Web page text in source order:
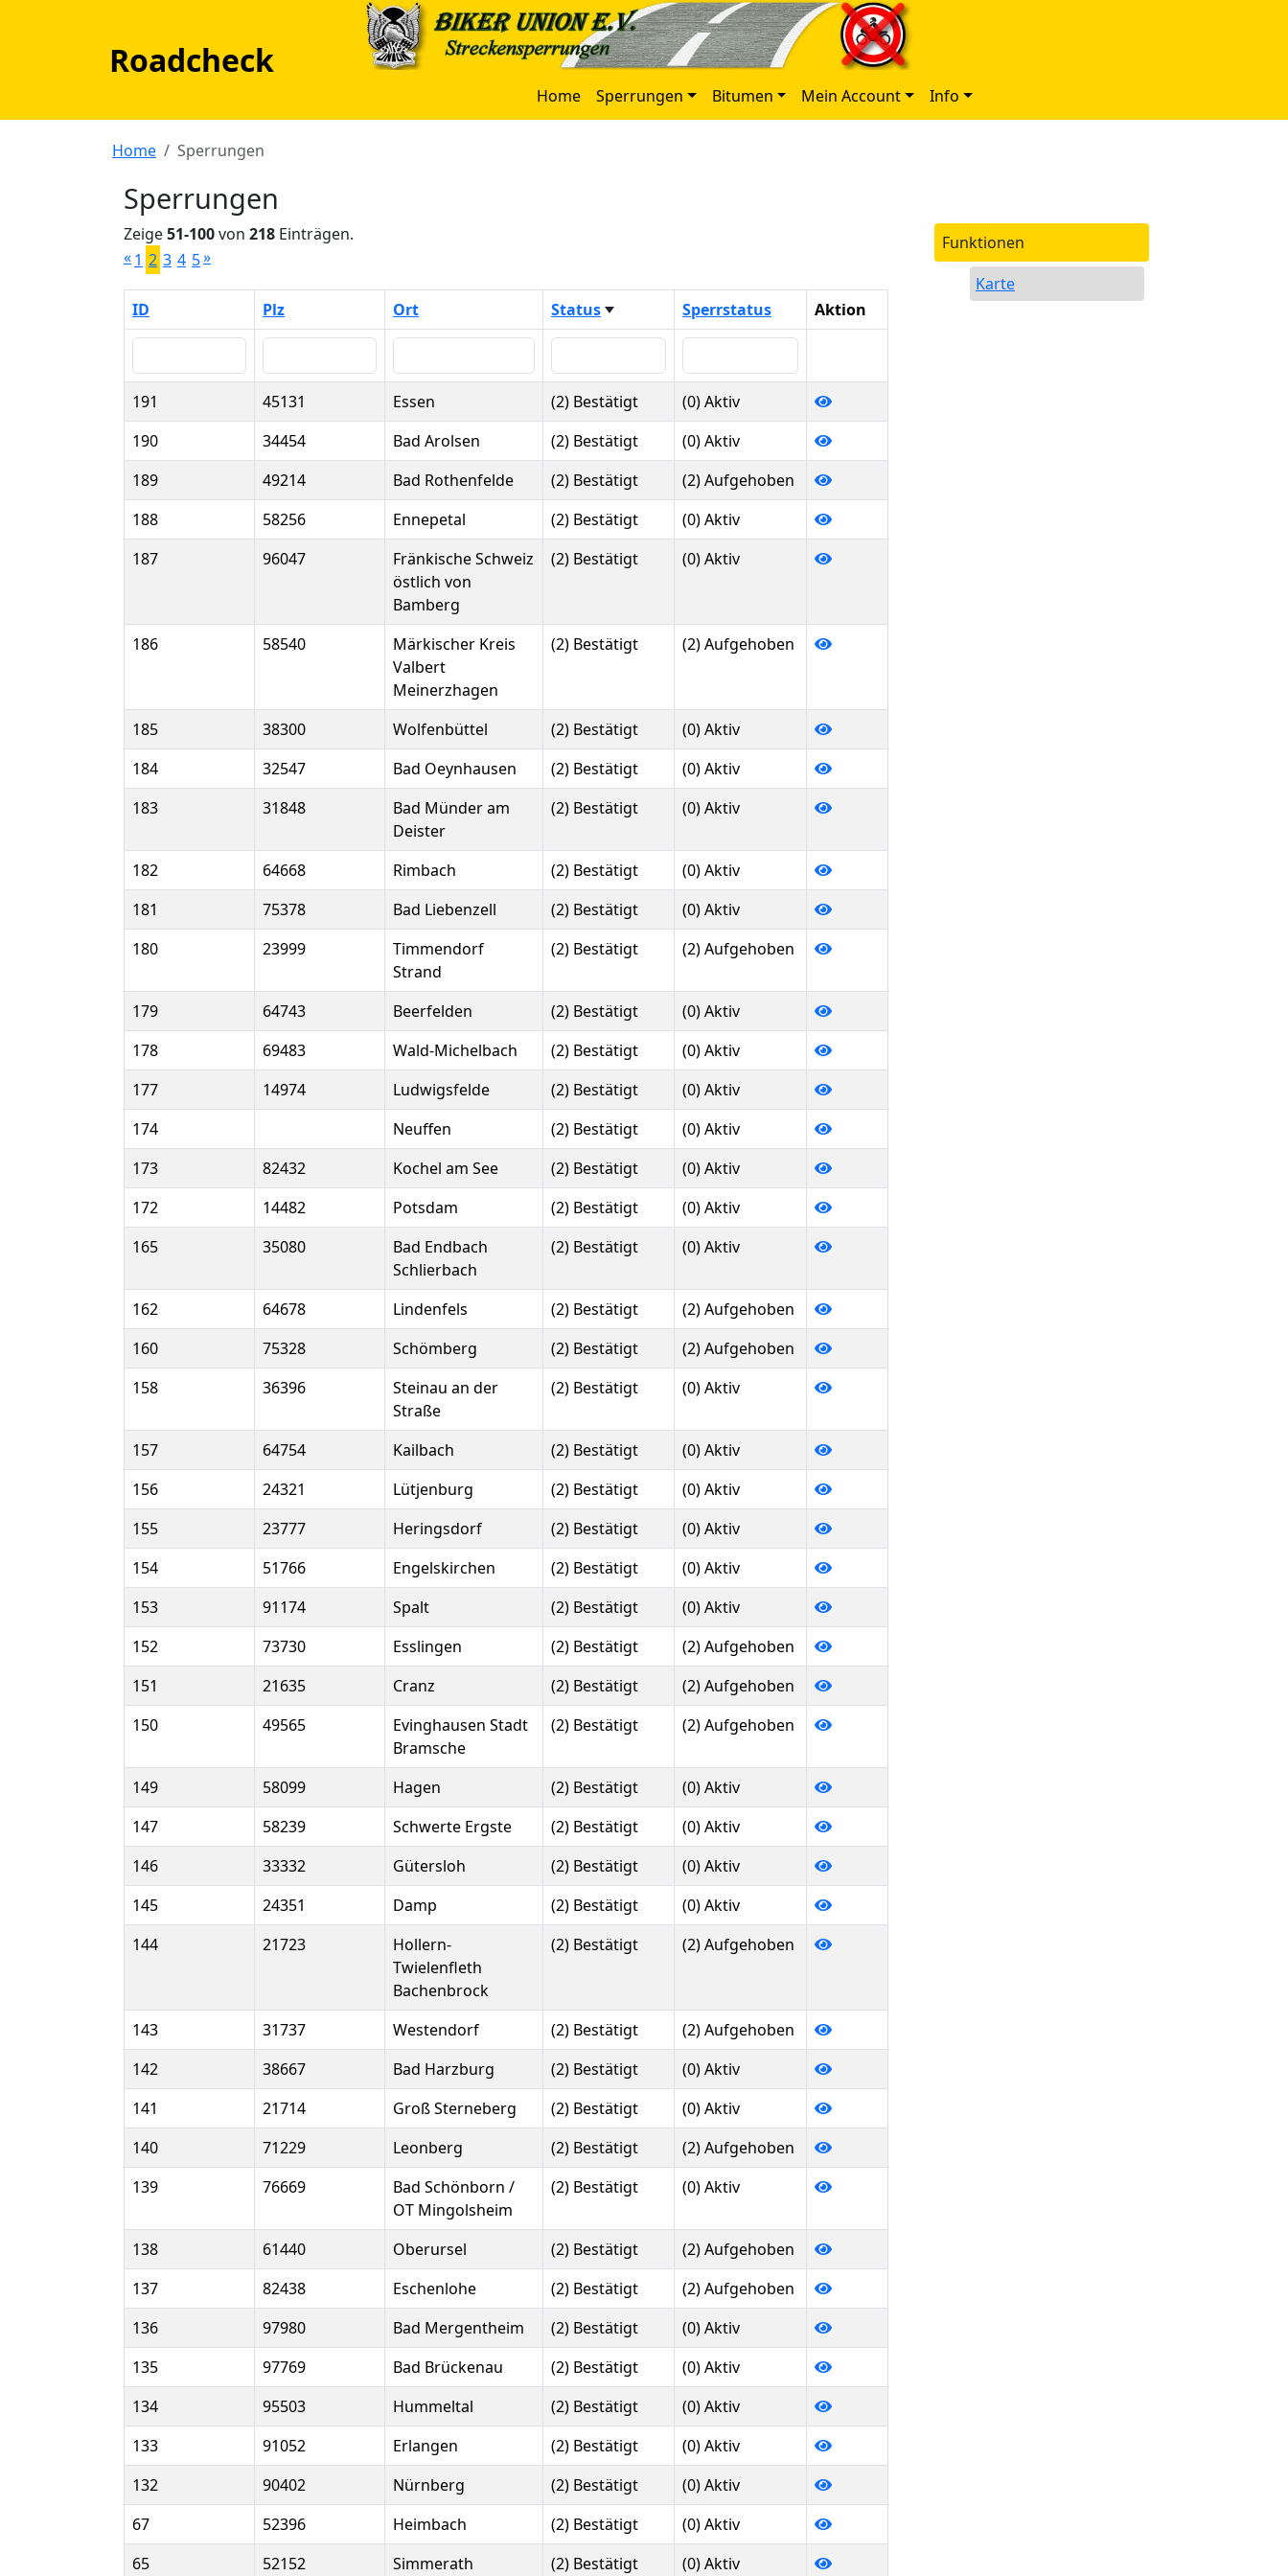
Roadcheck
Home Sperrungen Bitumen Mein Account Info
Home Sperrungen
Sperrungen
Zeige51-100von 218 Einträgen.
«1 2 3 4 5»
ID Plz Ort Status Sperrstatus Aktion
191 45131 Essen (2) Bestätigt
(0) Aktiv
190
34454 Bad Arolsen (2) Bestätigt
(0) Aktiv
189
49214 Bad Rothenfelde (2) Bestätigt
(2) Aufgehoben
188
58256 Ennepetal (2) Bestätigt
(0) Aktiv
187
96047
Fränkische Schweiz
östlich von
Bamberg
(2) Bestätigt (0) Aktiv
186 58540
Märkischer Kreis
Valbert
Meinerzhagen
(2) Bestätigt (2) Aufgehoben
185 38300 Wolfenbüttel (2) Bestätigt
(0) Aktiv
184
32547 Bad Oeynhausen (2) Bestätigt
(0) Aktiv
183
31848
Bad Münder am
Deister
(2) Bestätigt (0) Aktiv
182 64668 Rimbach (2) Bestätigt
(0) Aktiv
181
75378 Bad Liebenzell (2) Bestätigt
(0) Aktiv
180
23999
Timmendorf
Strand
(2) Bestätigt (2) Aufgehoben
179 64743 Beerfelden (2) Bestätigt
(0) Aktiv
178
69483 Wald-Michelbach (2) Bestätigt
(0) Aktiv
177
14974 Ludwigsfelde (2) Bestätigt
(0) Aktiv
174
Neuffen (2) Bestätigt
(0) Aktiv
173
82432 Kochel am See (2) Bestätigt
(0) Aktiv
172
14482 Potsdam (2) Bestätigt
(0) Aktiv
165
35080
Bad Endbach
Schlierbach
(2) Bestätigt (0) Aktiv
162 64678 Lindenfels (2) Bestätigt
(2) Aufgehoben
160
75328 Schömberg (2) Bestätigt
(2) Aufgehoben
158
36396
Steinau an der
Straße
(2) Bestätigt (0) Aktiv
157 64754 Kailbach (2) Bestätigt
(0) Aktiv
156
24321 Lütjenburg (2) Bestätigt
(0) Aktiv
155
23777 Heringsdorf (2) Bestätigt
(0) Aktiv
154
51766 Engelskirchen (2) Bestätigt
(0) Aktiv
153
91174 Spalt (2) Bestätigt
(0) Aktiv
152
73730 Esslingen (2) Bestätigt
(2) Aufgehoben
151
21635 Cranz (2) Bestätigt
(2) Aufgehoben
150
49565
Evinghausen Stadt
Bramsche
(2) Bestätigt (2) Aufgehoben
149 58099 Hagen (2) Bestätigt
(0) Aktiv
147
58239 Schwerte Ergste (2) Bestätigt
(0) Aktiv
146
33332 Gütersloh (2) Bestätigt
(0) Aktiv
145
24351 Damp (2) Bestätigt
(0) Aktiv
144
21723
Hollern-
Twielenfleth
Bachenbrock
(2) Bestätigt (2) Aufgehoben
143 31737 Westendorf (2) Bestätigt
(2) Aufgehoben
142
38667 Bad Harzburg (2) Bestätigt
(0) Aktiv
141
21714 Groß Sterneberg (2) Bestätigt
(0) Aktiv
140
71229 Leonberg (2) Bestätigt
(2) Aufgehoben
139
76669
Bad Schönborn /
OT Mingolsheim
(2) Bestätigt (0) Aktiv
138 61440 Oberursel (2) Bestätigt
(2) Aufgehoben
137
82438 Eschenlohe (2) Bestätigt
(2) Aufgehoben
136
97980 Bad Mergentheim (2) Bestätigt
(0) Aktiv
135
97769 Bad Brückenau (2) Bestätigt
(0) Aktiv
134
95503 Hummeltal (2) Bestätigt
(0) Aktiv
133
91052 Erlangen (2) Bestätigt
(0) Aktiv
132
90402 Nürnberg (2) Bestätigt
(0) Aktiv
67
52396 Heimbach (2) Bestätigt
(0) Aktiv
65
52152 Simmerath (2) Bestätigt (0) Aktiv
Funktionen
Karte